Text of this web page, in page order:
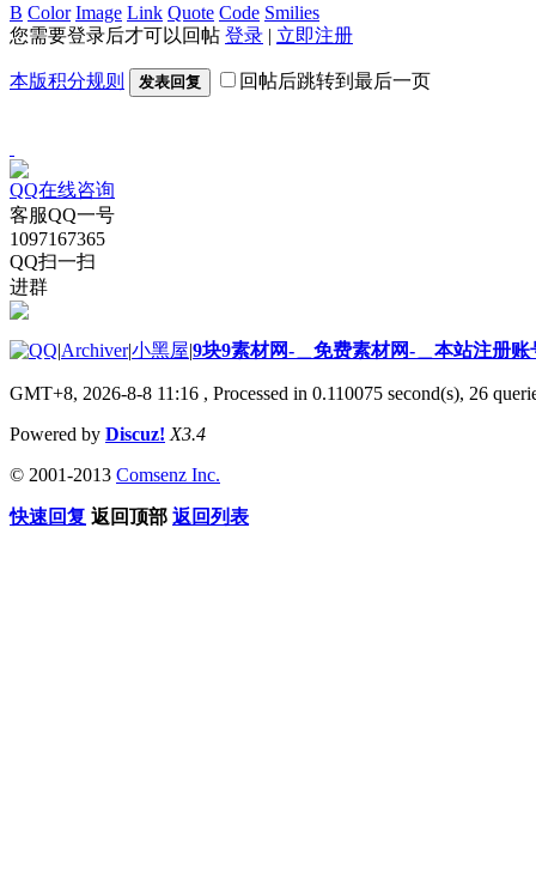
B Color Image Link Quote Code Smilies
您需要登录后才可以回帖 登录 | 立即注册
本版积分规则 发表回复 回帖后跳转到最后一页
QQ在线咨询
客服QQ一号
1097167365
QQ扫一扫
进群
|Archiver|小黑屋|9块9素材网-＿免费素材网-＿本站注册账
GMT+8, 2026-8-8 11:16 , Processed in 0.110075 second(s), 26
Powered by Discuz! X3.4
© 2001-2013 Comsenz Inc.
快速回复 返回顶部 返回列表